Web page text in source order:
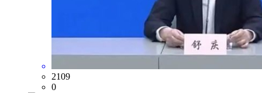
2109
0